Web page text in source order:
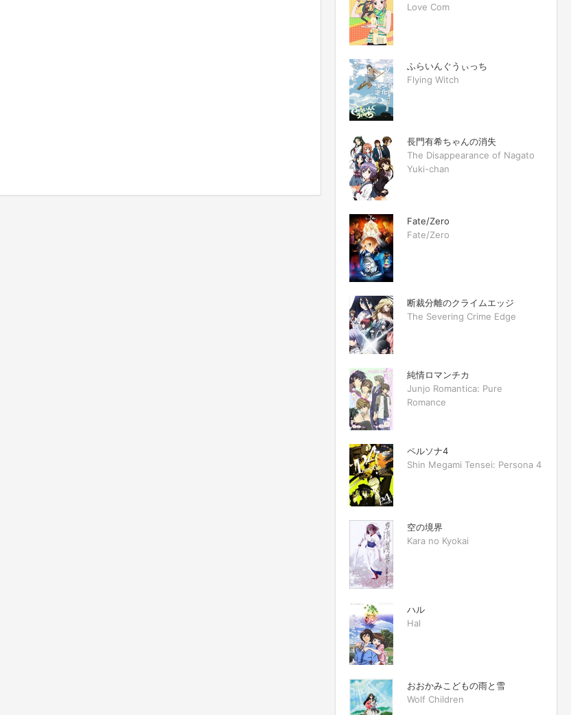
Love Com
ふらいんぐうぃっち
Flying Witch
長門有希ちゃんの消失
The Disappearance of Nagato
Yuki-chan
Fate/Zero
Fate/Zero
断裁分離のクライムエッジ
The Severing Crime Edge
純情ロマンチカ
Junjo Romantica: Pure
Romance
ペルソナ4
Shin Megami Tensei: Persona 4
空の境界
Kara no Kyokai
ハル
Hal
おおかみこどもの雨と雪
Wolf Children